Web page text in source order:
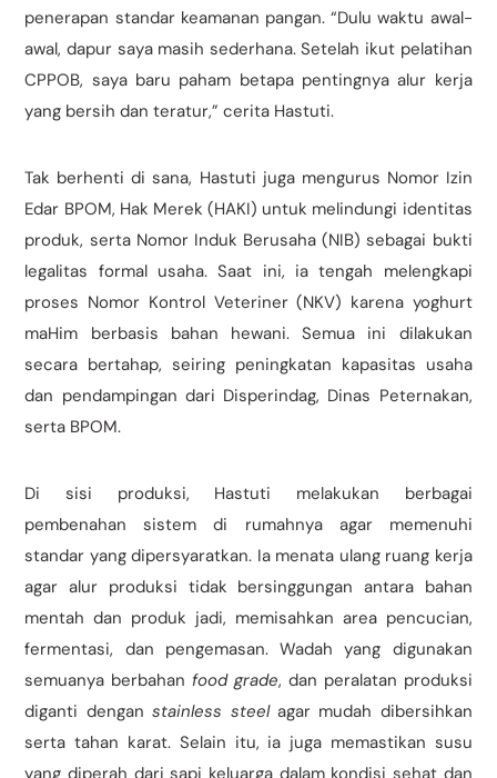
penerapan standar keamanan pangan. “Dulu waktu awal-
awal, dapur saya masih sederhana. Setelah ikut pelatihan
CPPOB, saya baru paham betapa pentingnya alur kerja
yang bersih dan teratur,” cerita Hastuti.
Tak berhenti di sana, Hastuti juga mengurus Nomor Izin
Edar BPOM, Hak Merek (HAKI) untuk melindungi identitas
produk, serta Nomor Induk Berusaha (NIB) sebagai bukti
legalitas formal usaha. Saat ini, ia tengah melengkapi
proses Nomor Kontrol Veteriner (NKV) karena yoghurt
maHim berbasis bahan hewani. Semua ini dilakukan
secara bertahap, seiring peningkatan kapasitas usaha
dan pendampingan dari Disperindag, Dinas Peternakan,
serta BPOM.
Di sisi produksi, Hastuti melakukan berbagai
pembenahan sistem di rumahnya agar memenuhi
standar yang dipersyaratkan. Ia menata ulang ruang kerja
agar alur produksi tidak bersinggungan antara bahan
mentah dan produk jadi, memisahkan area pencucian,
fermentasi, dan pengemasan. Wadah yang digunakan
semuanya berbahan food grade, dan peralatan produksi
diganti denganstainless steelagar mudah dibersihkan
serta tahan karat. Selain itu, ia juga memastikan susu